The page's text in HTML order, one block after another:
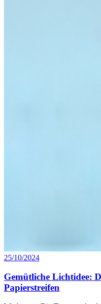
25/10/2024
Gemütliche Lichtidee:
Papierstreifen